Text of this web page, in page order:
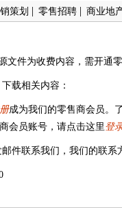
策划 | 零售招聘 | 商业地
文件为收费内容，需开通
载相关内容：
成为我们的零售商会员。
会员账号，请点击这里 登
件联系我们，我们的联系